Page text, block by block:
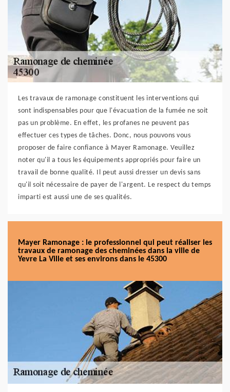
Les travaux de ramonage constituent les interventions qui
sont indispensables pour que l'évacuation de la fumée ne soit
pas un problème. En effet, les profanes ne peuvent pas
effectuer ces types de tâches. Donc, nous pouvons vous
proposer de faire confiance à Mayer Ramonage. Veuillez
noter qu'il a tous les équipements appropriés pour faire un
travail de bonne qualité. Il peut aussi dresser un devis sans
qu'il soit nécessaire de payer de l'argent. Le respect du temps
imparti est aussi une de ses qualités.
Mayer Ramonage : le professionnel qui peut réaliser les
travaux de ramonage des cheminées dans la ville de
Yevre La Ville et ses environs dans le 45300